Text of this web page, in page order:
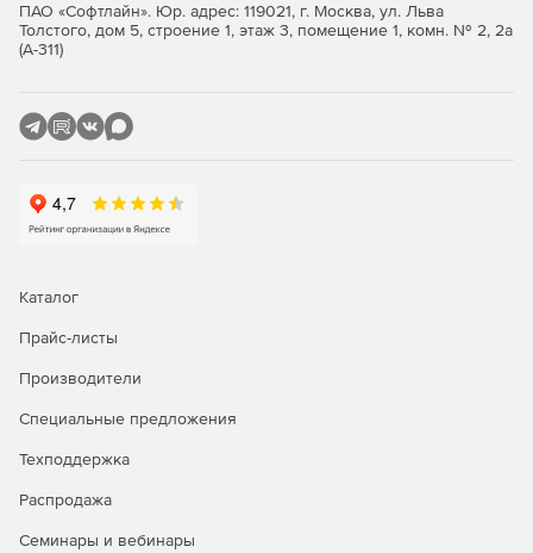
ПАО «Софтлайн». Юр. адрес: 119021, г. Москва, ул. Льва
Толстого, дом 5, строение 1, этаж 3, помещение 1, комн. № 2, 2а
(А-311)
Каталог
Прайс-листы
Производители
Специальные предложения
Техподдержка
Распродажа
Семинары и вебинары